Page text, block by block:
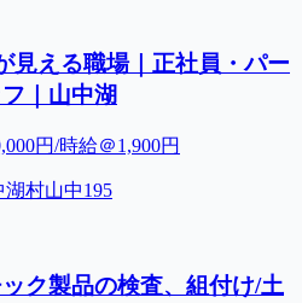
見える職場｜正社員・パー
｜山中湖
円/時給＠1,900円
村山中195
ック製品の検査、組付け/土